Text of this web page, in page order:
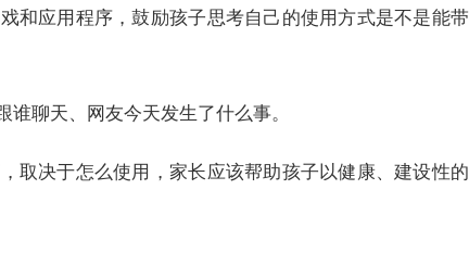
和应用程序，鼓励孩子思考自己的使用方式是不是能带
聊天、网友今天发生了什么事。
取决于怎么使用，家长应该帮助孩子以健康、建设性的